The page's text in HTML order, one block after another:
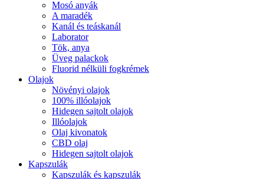
Mosó anyák
A maradék
Kanál és teáskanál
Laborator
Tök, anya
Üveg palackok
Fluorid nélküli fogkrémek
Olajok
Növényi olajok
100% illóolajok
Hidegen sajtolt olajok
Illóolajok
Olaj kivonatok
CBD olaj
Hidegen sajtolt olajok
Kapszulák
Kapszulák és kapszulák